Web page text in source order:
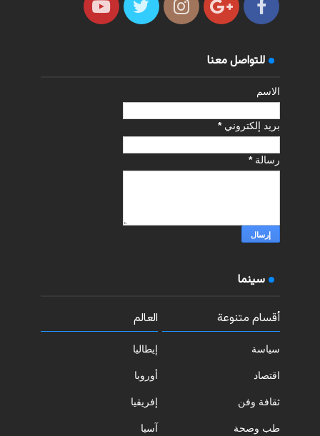
للتواصل معنا
الاسم
بريد إلكتروني*
رسالة*
سينما
أقسام متنوعة
سياسة
اقتصاد
ثقافة وفن
طب وصحة
العالم
إيطاليا
أوروبا
إفريقيا
آسيا